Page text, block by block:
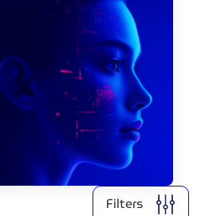
Filters
2results